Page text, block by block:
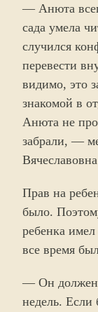
— Анюта
сада умела
случился
перевести
видимо, это
знакомой в
Анюта не
забрали, —
Прав на
было.
ребенка
все время
— Он должен
недель. Если